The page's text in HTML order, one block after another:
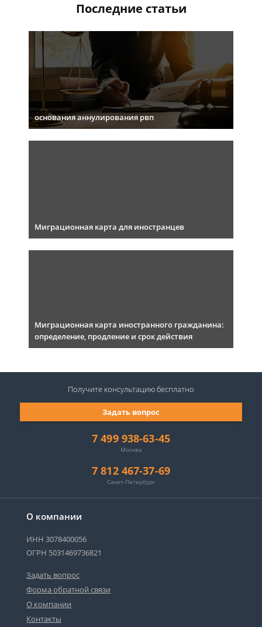
Последние статьи
основания аннулирования рвп
Миграционная карта для иностранцев
Миграционная карта иностранного гражданина:
определение, продление и срок действия
О компании
ИНН 3078400056
ОГРН 5031469736821
Задать вопрос
Форма обратной связи
О компании
Контакты
7 499 938-63-45
Москва
7 812 467-37-69
Санкт-Петербург
Задать вопрос
Получите консультациюбесплатно